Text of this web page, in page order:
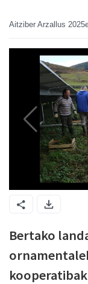
Aitziber Arzallus
Bertako